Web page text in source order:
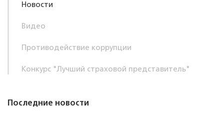
Новости
Видео
Противодействие коррупции
Конкурс "Лучший страховой представитель"
Последние новости